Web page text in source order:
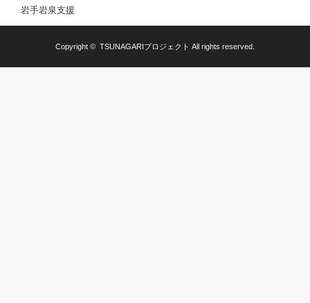
岩手岩泉支援
Copyright © TSUNAGARIプロジェクト All rights reserved.